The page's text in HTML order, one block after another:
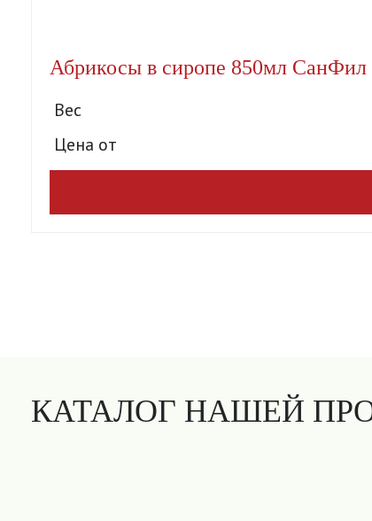
Абрикосы в сиропе 850мл СанФил
Вес
Цена от
КАТАЛОГ НАШЕЙ